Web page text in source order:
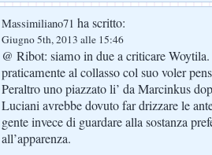
Massimiliano71 ha scritto:
Giugno 5th, 2013 alle 15:46
@ Ribot: siamo in due a criticare
praticamente al collasso col suo voler
Peraltro uno piazzato li’ da Marcinkus
Luciani avrebbe dovuto far drizzare le
gente invece di guardare alla sostanza
all’apparenza.